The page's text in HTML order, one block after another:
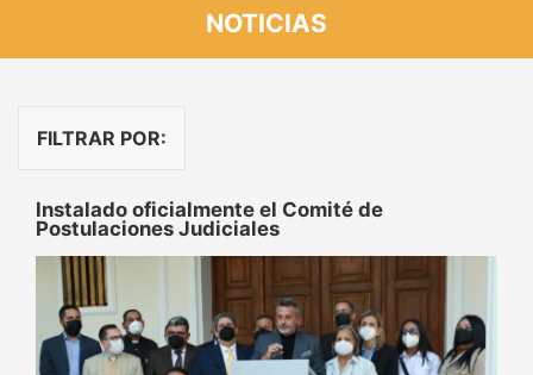
NOTICIAS
FILTRAR POR:
Instalado oficialmente el Comité de
Postulaciones Judiciales